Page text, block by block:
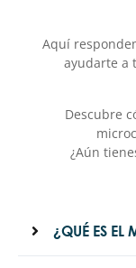
Aquí
ayudarte a
Descubre
¿Aún
¿QUÉ ES EL